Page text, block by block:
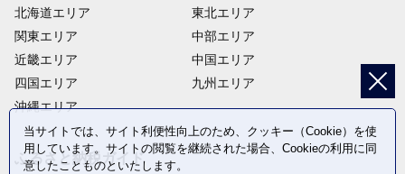
北海道エリア
関東エリア
近畿エリア
四国エリア
沖縄エリア
東北エリア
中部エリア
中国エリア
九州エリア
ふるさと納税ガイド
当サイトでは、サイト利便性向上のため、クッキー（Cookie）を使
用しています。サイトの閲覧を継続された場合、Cookieの利用に同
意したことものといたします。